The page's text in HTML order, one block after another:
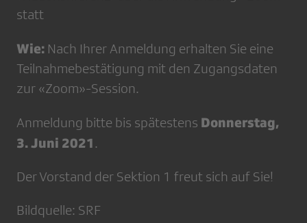
statt
Wie: Nach Ihrer Anmeldung erhalten Sie eine
Teilnahmebestätigung mit den Zugangsdaten
zur «Zoom»-Session.
Anmeldung bitte bis spätestens Donnerstag,
3. Juni 2021 .
Der Vorstand der Sektion 1 freut sich auf Sie!
Bildquelle: SRF